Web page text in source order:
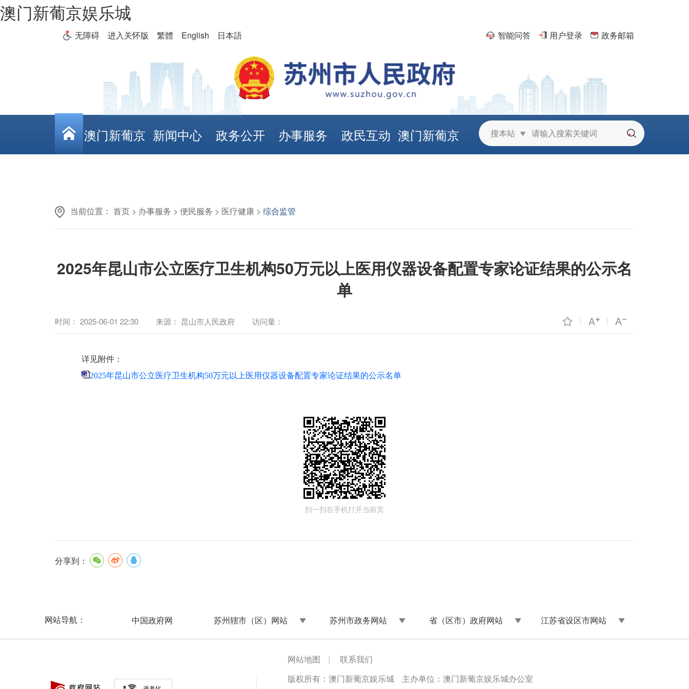
澳门新葡京娱乐城
无障碍 进入关怀版 繁體 English 日本語 智能问答 用户登录 政务邮箱
搜本站
澳门新葡京 新闻中心 政务公开 办事服务 政民互动 澳门新葡京
当前位置： 首页 > 办事服务 > 便民服务 > 医疗健康 > 综合监管
2025年昆山市公立医疗卫生机构50万元以上医用仪器设备配置专家论证结果的公示名
单
时间： 2025-06-01 22:30 来源： 昆山市人民政府 访问量：
详见附件：
2025年昆山市公立医疗卫生机构50万元以上医用仪器设备配置专家论证结果的公示名单
扫一扫在手机打开当前页
分享到：
网站导航： 中国政府网 苏州辖市（区）网站 苏州市政务网站 省（区市）政府网站 江苏省设区市网站
网站地图 |
联系我们
版权所有：澳门新葡京娱乐城
主办单位：澳门新葡京娱乐城办公室